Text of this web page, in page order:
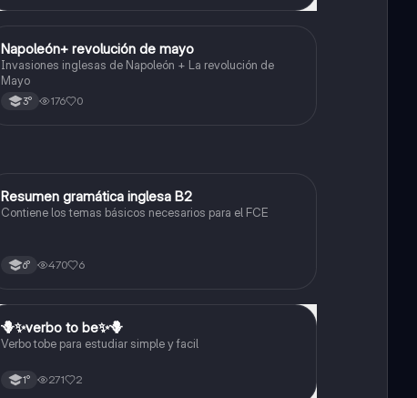
Historia
Napoleón+ revolución de mayo
Invasiones inglesas de Napoleón + La revolución de
Mayo
3° 176 0
Inglés
Resumen gramática inglesa B2
Contiene los temas básicos necesarios para el FCE
6° 470 6
Inglés
🪻✨️verbo to be✨️🪻
Verbo tobe para estudiar simple y facil
1° 271 2